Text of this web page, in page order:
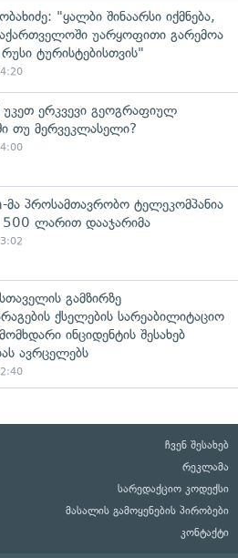
"ყალბი შინაარსი იქმნება,
უარყოფითი გარემოა
ტურისტებისთვის"
უკეთ ერკვევი გეოგრაფიულ
თუ მერვეკლასელი?
მა პროსამთავრობო ტელეკომპანია
500 ლარით დააჯარიმა
გამზირზე
ქსელების სარეაბილიტაციო
ინციდენტის შესახებ
ავრცელებს
ჩვენ შესახებ
რეკლამა
სარედაქციო კოდექსი
მასალის გამოყენების პირობები
კონტაქტი